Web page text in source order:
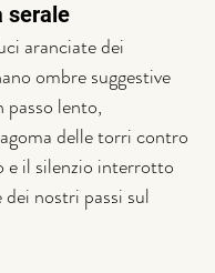
serale
aranciate dei
ombre suggestive
passo lento,
delle torri contro
e il silenzio interrotto
nostri passi sul